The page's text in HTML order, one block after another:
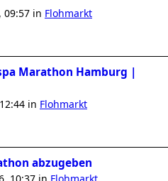
09:57 in Flohmarkt
Marathon Hamburg |
in Flohmarkt
abzugeben